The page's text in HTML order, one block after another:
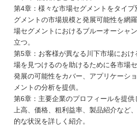
第4章：様々な市場セグメントをタイプ
グメントの市場規模と発展可能性を網
場セグメントにおけるブルーオーシャ
立つ。
第5章：お客様が異なる川下市場にお
場を見つけるのを助けるために各市場
発展の可能性をカバー、アプリケーシ
メントの分析を提供。
第6章：主要企業のプロフィールを提供
上高、価格、粗利益率、製品紹介など
的な状況を詳しく紹介。